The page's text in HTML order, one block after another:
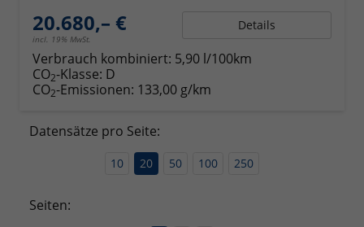
20.680,– €
incl. 19% MwSt.
Details
Verbrauch kombiniert: 5,90 l/100km
CO2-Klasse: D
CO2-Emissionen: 133,00 g/km
Datensätze pro Seite:
10 20 50 100 250
Seiten: